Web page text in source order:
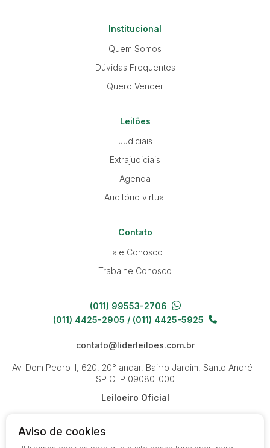
Institucional
Quem Somos
Dúvidas Frequentes
Quero Vender
Leilões
Judiciais
Extrajudiciais
Agenda
Auditório virtual
Contato
Fale Conosco
Trabalhe Conosco
(011) 99553-2706
(011) 4425-2905 / (011) 4425-5925
contato@liderleiloes.com.br
Av. Dom Pedro II, 620, 20° andar, Bairro Jardim, Santo André -
SP CEP 09080-000
Leiloeiro Oficial
Aviso de cookies